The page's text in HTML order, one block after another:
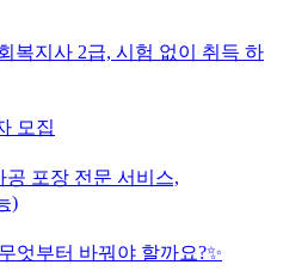
복지사 2급, 시험 없이 취득 하
모집
공 포장 전문 서비스,
)
엇부터 바꿔야 할까요?✨